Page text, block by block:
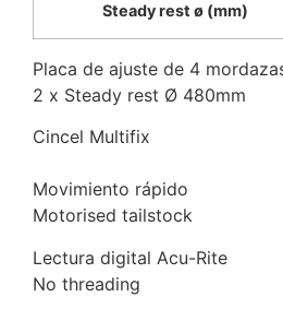
Steady rest ø (mm)
Placa de ajuste de 4
2 x Steady rest Ø 480mm
Cincel Multifix
Movimiento rápido
Motorised tailstock
Lectura digital Acu-Rite
No threading